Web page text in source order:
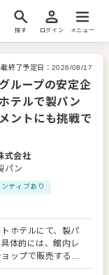
探す ログイン メニュー
終了予定日： 2026/08/17
ループの安定企
テルで製パン
ントにも挑戦で
式会社
パン
ティブあり
ホテルにて、製パ
体的には、館内レ
ップで販売する商
。 繁忙期に